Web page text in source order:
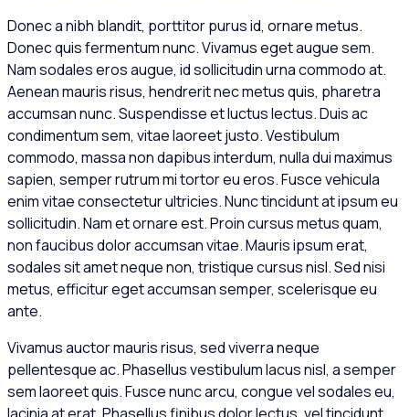
Donec a nibh blandit, porttitor purus id, ornare metus.
Donec quis fermentum nunc. Vivamus eget augue sem.
Nam sodales eros augue, id sollicitudin urna commodo at.
Aenean mauris risus, hendrerit nec metus quis, pharetra
accumsan nunc. Suspendisse et luctus lectus. Duis ac
condimentum sem, vitae laoreet justo. Vestibulum
commodo, massa non dapibus interdum, nulla dui maximus
sapien, semper rutrum mi tortor eu eros. Fusce vehicula
enim vitae consectetur ultricies. Nunc tincidunt at ipsum eu
sollicitudin. Nam et ornare est. Proin cursus metus quam,
non faucibus dolor accumsan vitae. Mauris ipsum erat,
sodales sit amet neque non, tristique cursus nisl. Sed nisi
metus, efficitur eget accumsan semper, scelerisque eu
ante.
Vivamus auctor mauris risus, sed viverra neque
pellentesque ac. Phasellus vestibulum lacus nisl, a semper
sem laoreet quis. Fusce nunc arcu, congue vel sodales eu,